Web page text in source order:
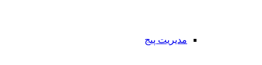
مدیریت پیج